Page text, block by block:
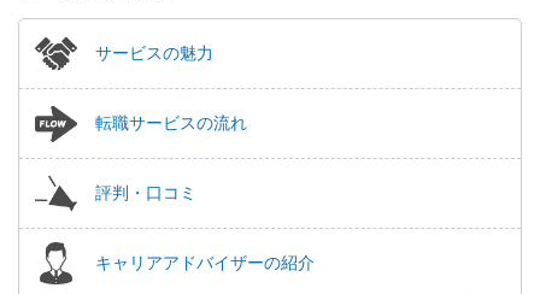
サービスの魅力
転職サービスの流れ
評判・口コミ
キャリアアドバイザーの紹介